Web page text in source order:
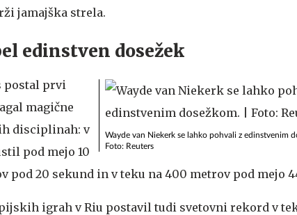
jamajška strela.
edinstven dosežek
Wayde van Niekerk se lahko pohvali z edinstvenim
Foto: Reuters
postal prvi
magične
disciplinah: v
pod mejo 10
pod 20 sekund in v teku na 400 metrov pod mejo
igrah v Riu postavil tudi svetovni rekord v